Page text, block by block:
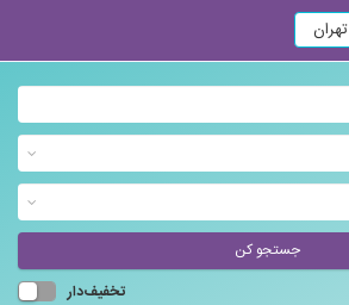
تهران
جستجو کن
تخفیف‌دار